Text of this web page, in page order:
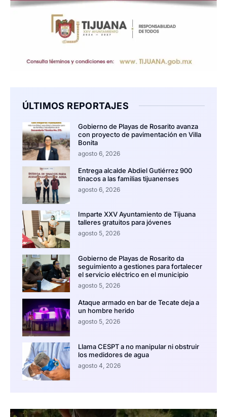
ÚLTIMOS REPORTAJES
Gobierno de Playas de Rosarito avanza
con proyecto de pavimentación en Villa
Bonita
agosto 6, 2026
Entrega alcalde Abdiel Gutiérrez 900
tinacos a las familias tijuanenses
agosto 6, 2026
Imparte XXV Ayuntamiento de Tijuana
talleres gratuitos para jóvenes
agosto 5, 2026
Gobierno de Playas de Rosarito da
seguimiento a gestiones para fortalecer
el servicio eléctrico en el municipio
agosto 5, 2026
Ataque armado en bar de Tecate deja a
un hombre herido
agosto 5, 2026
Llama CESPT a no manipular ni obstruir
los medidores de agua
agosto 4, 2026